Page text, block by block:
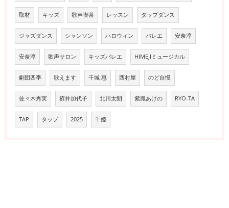
取材 キッズ 歌声喫茶 レッスン タップダンス
ジャズダンス シャンソン ハロウィン バレエ 安奈淳
安奈淳 歌声サロン キッズバレエ HIMEJIミュージカル
劇団四季 歌えます 千城 惠 西村屋 のど自慢
佐々木秀実 拵井加代子 北川太朗 紫鳳あけの RYO-TA
TAP タップ 2025 千姫